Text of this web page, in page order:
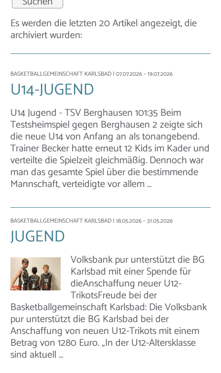
Es werden die letzten 20 Artikel angezeigt, die
archiviert wurden:
BASKETBALLGEMEINSCHAFT KARLSBAD | 07.07.2026 – 19.07.2026
U14-JUGEND
U14 Jugend - TSV Berghausen 101:35 Beim
Testsheimspiel gegen Berghausen 2 zeigte sich
die neue U14 von Anfang an als tonangebend.
Trainer Becker hatte erneut 12 Kids im Kader und
verteilte die Spielzeit gleichmäßig. Dennoch war
man das gesamte Spiel über die bestimmende
Mannschaft, verteidigte vor allem …
BASKETBALLGEMEINSCHAFT KARLSBAD | 18.05.2026 – 31.05.2026
JUGEND
Volksbank pur unterstützt die BG
Karlsbad mit einer Spende für
dieAnschaffung neuer U12-
TrikotsFreude bei der
Basketballgemeinschaft Karlsbad: Die Volksbank
pur unterstützt die BG Karlsbad bei der
Anschaffung von neuen U12-Trikots mit einem
Betrag von 1280 Euro. „In der U12-Altersklasse
sind aktuell …